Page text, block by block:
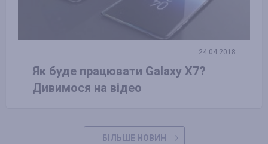
24.04.2018
Як буде працювати Galaxy X7?
Дивимося на відео
БІЛЬШЕ НОВИН